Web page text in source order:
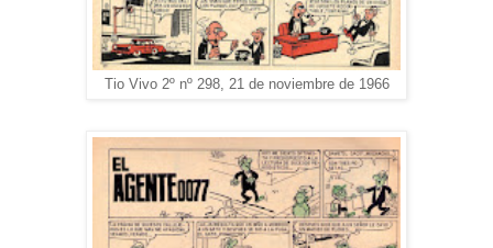
Tio Vivo 2º nº 298, 21 de noviembre de 1966